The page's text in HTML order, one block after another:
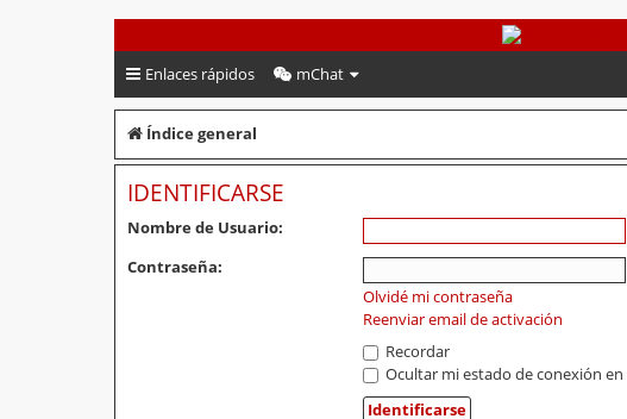
PeruVoley.com
Enlaces rápidos mChat
Índice general
IDENTIFICARSE
Nombre de Usuario:
Contraseña:
Olvidé mi contraseña
Reenviar email de activación
Recordar
Ocultar mi estado de conexión en